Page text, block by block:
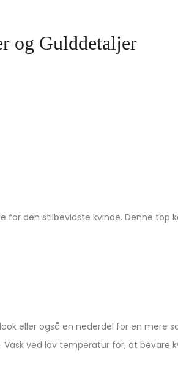
og Gulddetaljer
den stilbevidste kvinde. Denne
eller også en nederdel for en
ved lav temperatur for, at bevare